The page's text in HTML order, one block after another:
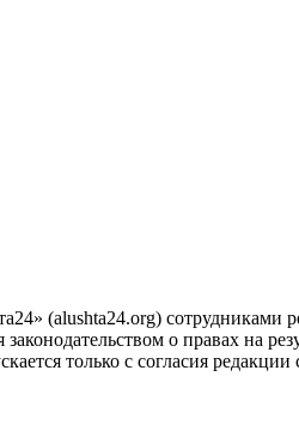
(alushta24.org) сотрудниками
о правах на
только с согласия